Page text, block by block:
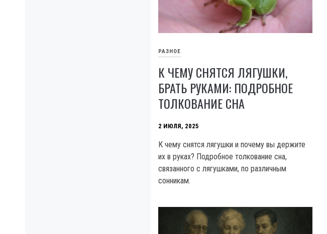
РАЗНОЕ
К ЧЕМУ СНЯТСЯ ЛЯГУШКИ,
БРАТЬ РУКАМИ: ПОДРОБНОЕ
ТОЛКОВАНИЕ СНА
2 ИЮЛЯ, 2025
К чему снятся лягушки и почему вы держите
их в руках? Подробное толкование сна,
связанного с лягушками, по различным
сонникам.